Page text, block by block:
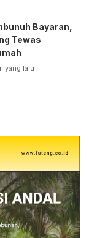
Bayaran,
Tewas
yang lalu